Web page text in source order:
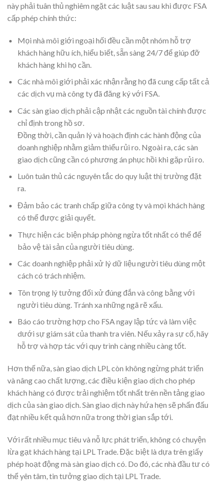
này phải tuân thủ nghiêm ngặt các luật sau sau khi được FSA
cấp phép chính thức:
Mọi nhà môi giới ngoại hối đều cần một nhóm hỗ trợ
khách hàng hữu ích, hiểu biết, sẵn sàng 24/7 để giúp đỡ
khách hàng khi họ cần.
Các nhà môi giới phải xác nhận rằng họ đã cung cấp tất cả
các dịch vụ mà công ty đã đăng ký với FSA.
Các sàn giao dịch phải cập nhật các nguồn tài chính được
chỉ định trong hồ sơ.
Đồng thời, cần quản lý và hoạch định các hành động của
doanh nghiệp nhằm giảm thiểu rủi ro. Ngoài ra, các sàn
giao dịch cũng cần có phương án phục hồi khi gặp rủi ro.
Luôn tuân thủ các nguyên tắc do quy luật thị trường đặt
ra.
Đảm bảo các tranh chấp giữa công ty và mọi khách hàng
có thể được giải quyết.
Thực hiện các biện pháp phòng ngừa tốt nhất có thể để
bảo vệ tài sản của người tiêu dùng.
Các doanh nghiệp phải xử lý dữ liệu người tiêu dùng một
cách có trách nhiệm.
Tôn trọng lý tưởng đối xử đúng đắn và công bằng với
người tiêu dùng. Tránh xa những ngã rẽ xấu.
Báo cáo trường hợp cho FSA ngay lập tức và làm việc
dưới sự giám sát của thanh tra viên. Nếu xảy ra sự cố, hãy
hỗ trợ và hợp tác với quy trình càng nhiều càng tốt.
Hơn thế nữa, sàn giao dịch LPL còn không ngừng phát triển
và nâng cao chất lượng, các điều kiện giao dịch cho phép
khách hàng có được trải nghiệm tốt nhất trên nền tảng giao
dịch của sàn giao dịch. Sàn giao dịch này hứa hẹn sẽ phấn đấu
đạt nhiều kết quả hơn nữa trong thời gian sắp tới.
Với rất nhiều mục tiêu và nỗ lực phát triển, không có chuyện
lừa gạt khách hàng tại LPL Trade. Đặc biệt là dựa trên giấy
phép hoạt động mà sàn giao dịch có. Do đó, các nhà đầu tư có
thể yên tâm, tin tưởng giao dịch tại LPL Trade.